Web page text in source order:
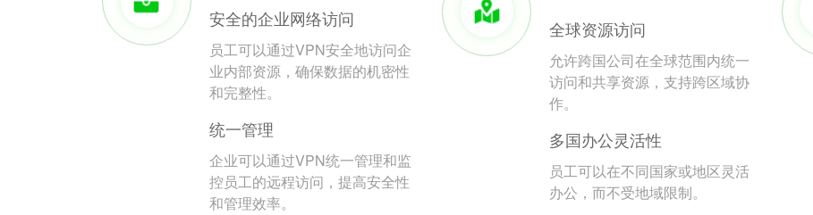
安全的企业网络访问
员工可以通过VPN安全地访问企
业内部资源，确保数据的机密性
和完整性。
统一管理
企业可以通过VPN统一管理和监
控员工的远程访问，提高安全性
和管理效率。
全球资源访问
允许跨国公司在全球范围内统一
访问和共享资源，支持跨区域协
作。
多国办公灵活性
员工可以在不同国家或地区灵活
办公，而不受地域限制。